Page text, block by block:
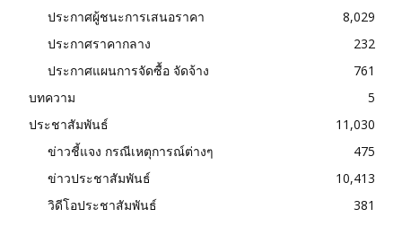
ประกาศผู้ชนะการเสนอราคา
8,029
ประกาศราคากลาง
232
ประกาศแผนการจัดซื้อ จัดจ้าง
761
บทความ
5
ประชาสัมพันธ์
11,030
ข่าวชี้แจง กรณีเหตุการณ์ต่างๆ
475
ข่าวประชาสัมพันธ์
10,413
วิดีโอประชาสัมพันธ์
381